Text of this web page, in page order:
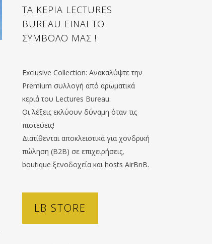
ΤΑ ΚΕΡΙΑ LECTURES
BUREAU ΕΙΝΑΙ ΤΟ
ΣΥΜΒΟΛΟ ΜΑΣ !
Exclusive Collection: Ανακαλύψτε την
Premium συλλογή από αρωματικά
κεριά του Lectures Bureau.
Οι λέξεις εκλύουν δύναμη όταν τις
πιστεύεις!
Διατίθενται αποκλειστικά για χονδρική
πώληση (B2B) σε επιχειρήσεις,
boutique ξενοδοχεία και hosts AirBnB.
LB STORE